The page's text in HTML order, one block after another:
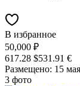
В избранное
50,000 ₽
617.28 $531.91 €
Размещено: 15
3 фото